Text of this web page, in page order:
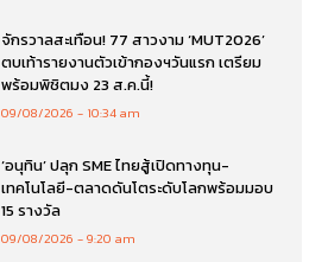
จักรวาลสะเทือน! 77 สาวงาม ‘MUT2026’
ตบเท้ารายงานตัวเข้ากองฯวันแรก เตรียม
พร้อมพิชิตมง 23 ส.ค.นี้!
09/08/2026 10:34 am
‘อนุทิน’ ปลุก SME ไทยสู้เปิดทางทุน-
เทคโนโลยี-ตลาดดันโตระดับโลกพร้อมมอบ
15 รางวัล
09/08/2026 9:20 am